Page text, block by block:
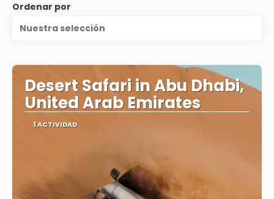
Ordenar por
Nuestra selección
Desert Safari in Abu Dhabi,
United Arab Emirates
1 ACTIVIDAD